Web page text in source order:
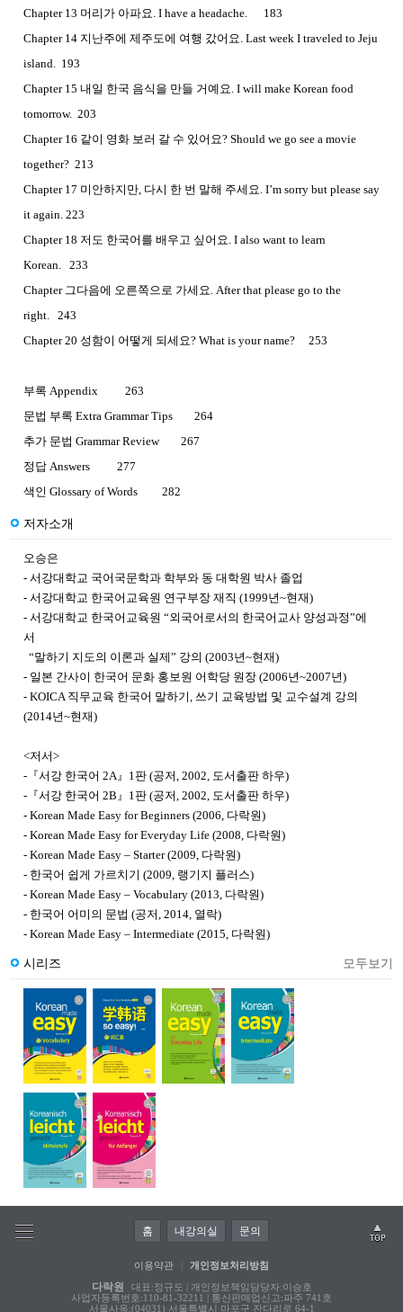
Chapter 13 머리가 아파요. I have a headache. 183
Chapter 14 지난주에 제주도에 여행 갔어요. Last week I traveled to Jeju
island. 193
Chapter 15 내일 한국 음식을 만들 거예요. I will make Korean food
tomorrow. 203
Chapter 16 같이 영화 보러 갈 수 있어요? Should we go see a movie
together? 213
Chapter 17 미안하지만, 다시 한 번 말해 주세요. I’m sorry but please say
it again. 223
Chapter 18 저도 한국어를 배우고 싶어요. I also want to learn
Korean. 233
Chapter 그다음에 오른쪽으로 가세요. After that please go to the
right. 243
Chapter 20 성함이 어떻게 되세요? What is your name? 253
부록 Appendix 263
문법 부록 Extra Grammar Tips 264
추가 문법 Grammar Review 267
정답 Answers 277
색인 Glossary of Words 282
저자소개
오승은
- 서강대학교 국어국문학과 학부와 동 대학원 박사 졸업
- 서강대학교 한국어교육원 연구부장 재직 (1999년~현재)
- 서강대학교 한국어교육원 “외국어로서의 한국어교사 양성과정”에
서
“말하기 지도의 이론과 실제” 강의 (2003년~현재)
- 일본 간사이 한국어 문화 홍보원 어학당 원장 (2006년~2007년)
- KOICA 직무교육 한국어 말하기, 쓰기 교육방법 및 교수설계 강의
(2014년~현재)
<저서>
-『서강 한국어 2A』1판 (공저, 2002, 도서출판 하우)
-『서강 한국어 2B』1판 (공저, 2002, 도서출판 하우)
- Korean Made Easy for Beginners (2006, 다락원)
- Korean Made Easy for Everyday Life (2008, 다락원)
- Korean Made Easy – Starter (2009, 다락원)
- 한국어 쉽게 가르치기 (2009, 랭기지 플러스)
- Korean Made Easy – Vocabulary (2013, 다락원)
- 한국어 어미의 문법 (공저, 2014, 열락)
- Korean Made Easy – Intermediate (2015, 다락원)
시리즈 모두보기
홈 내강의실 문의
이용약관 개인정보처리방침
다락원
대표:정규도 | 개인정보책임담당자:이승호
사업자등록번호:110-81-32211 | 통신판매업신고:파주 741호
서울사옥:(04031) 서울특별시 마포구 잔다리로 64-1